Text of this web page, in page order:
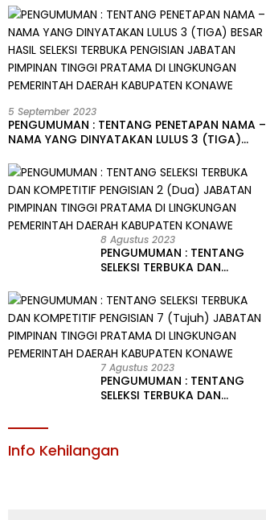
5 September 2023
PENGUMUMAN : TENTANG PENETAPAN NAMA –
NAMA YANG DINYATAKAN LULUS 3 (TIGA)
JABATAN PIMPINAN TINGGI PRATAMA DI
LINGKUNGAN PEMERINTAH DAERAH
KABUPATEN KONAWE
8 Agustus 2023
PENGUMUMAN : TENTANG
SELEKSI TERBUKA DAN
(Dua) JABATAN PIMPINAN
TINGGI PRATAMA DI
LINGKUNGAN PEMERINTAH
DAERAH KABUPATEN KONAWE
7 Agustus 2023
PENGUMUMAN : TENTANG
SELEKSI TERBUKA DAN
LINGKUNGAN PEMERINTAH
Info Kehilangan